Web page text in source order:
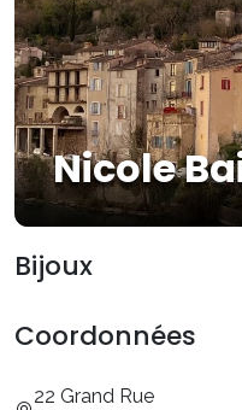
Nicole
Bijoux
Coordonnées
22 Grand Rue